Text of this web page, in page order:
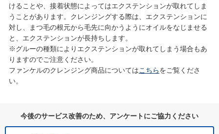
けることや、接着状態によってはエクステンションが取れてしま
うことがあります。クレンジングする際は、エクステンションに
対し、まつ毛の根元から毛先に向かうようにオイルをなじませる
と、エクステンションが長持ちします。
※グルーの種類によりエクステンションが取れてしまう場合もあ
りますのでご注意ください。
ファンケルのクレンジング商品についてはこちらをご覧くださ
い。
今後のサービス改善のため、アンケートにご協力ください